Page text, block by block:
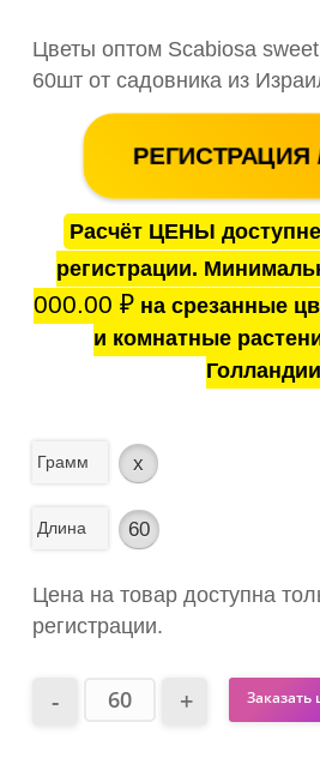
Цветы оптом Scabiosa
60шт от садовника из
РЕГИСТРАЦИЯ
Расчёт ЦЕНЫ
регистрации.
000.00 ₽на срезанные
и комнатные
Голландии
Грамм x
Длина 60
Цена на товар доступна
регистрации.
Заказать